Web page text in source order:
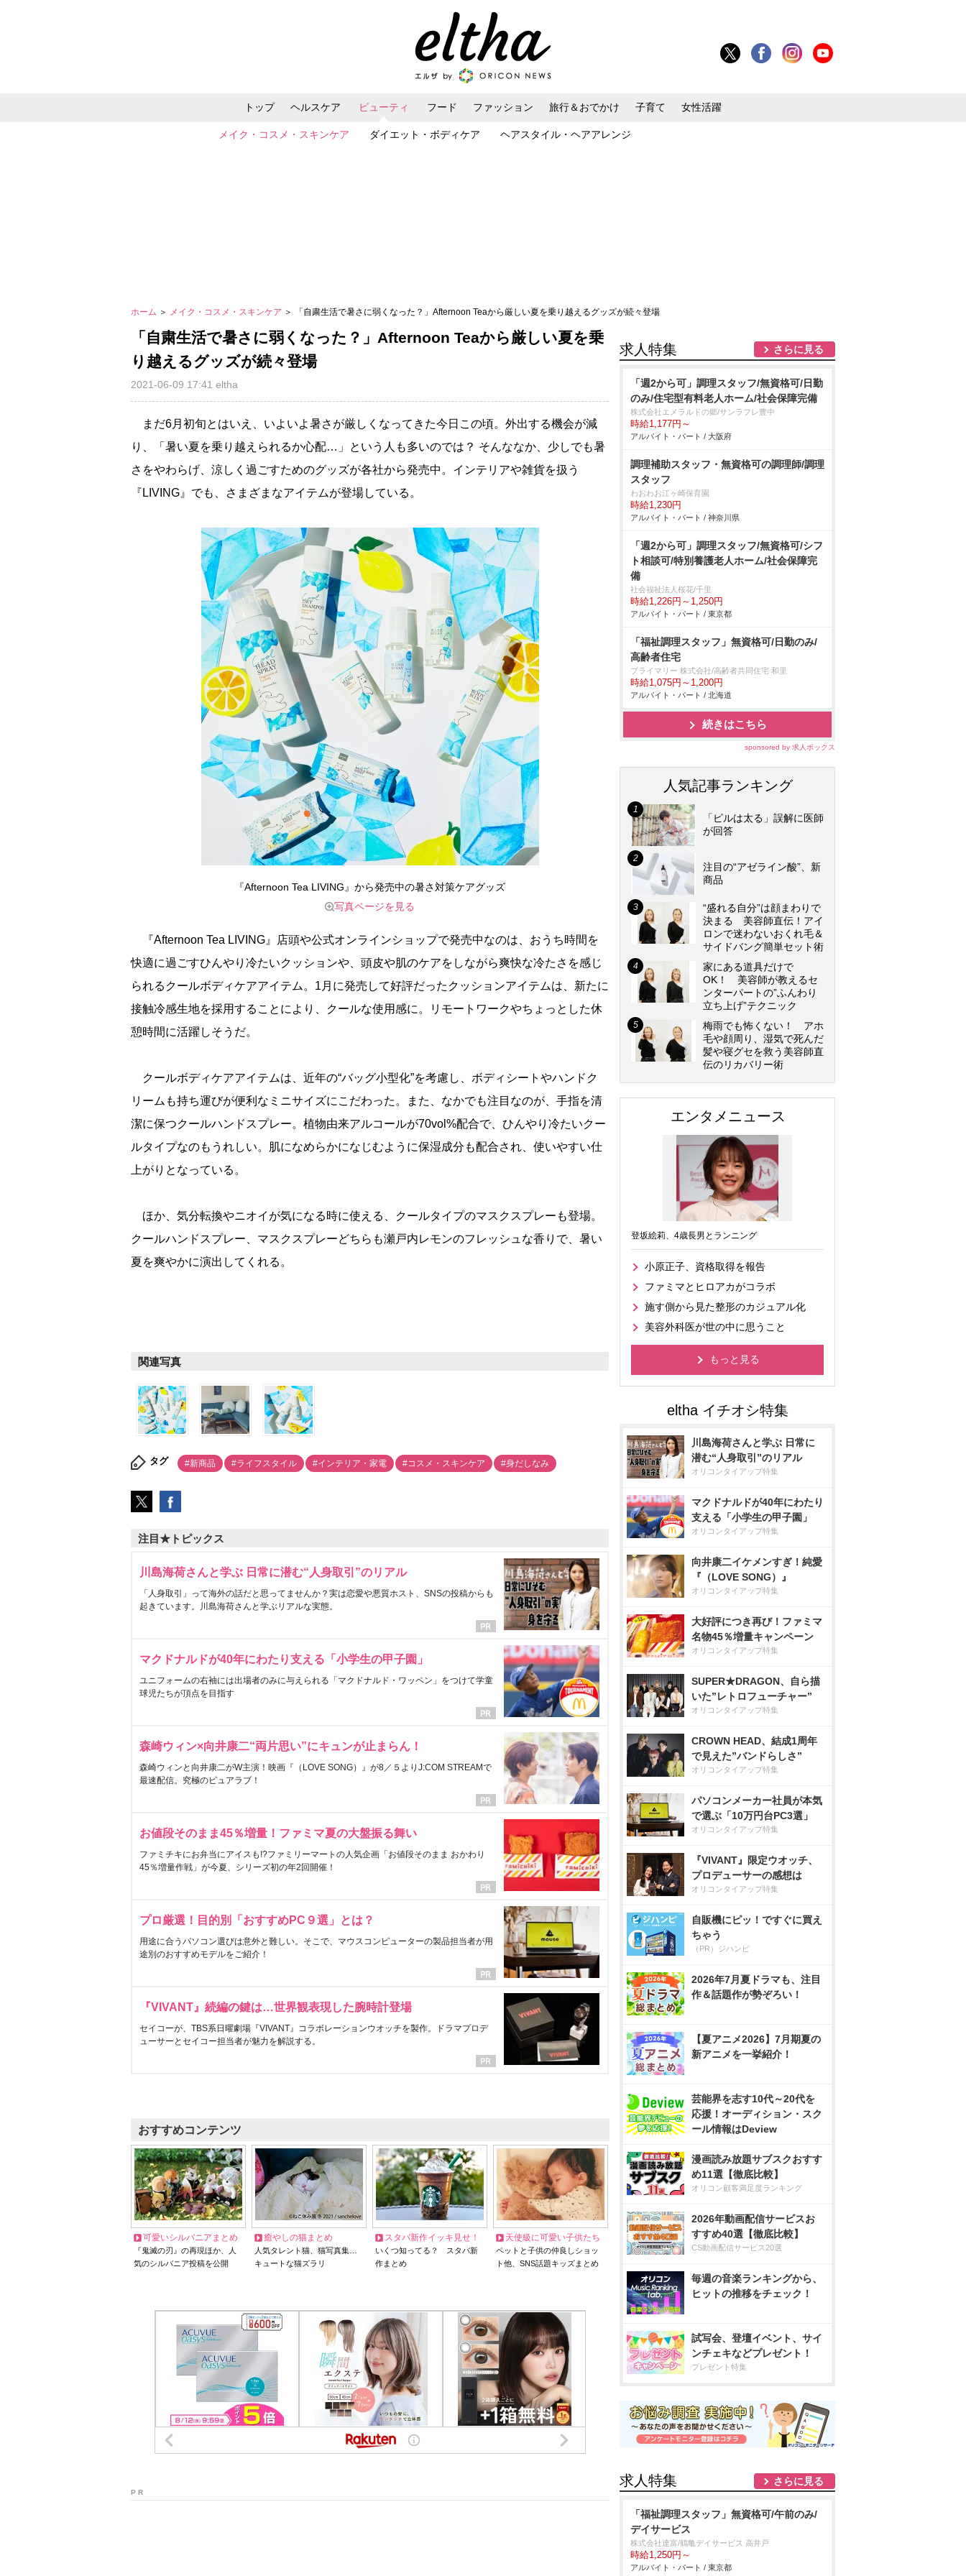
トップ ヘルスケア ビューティ
メイク・コスメ・スキンケア ダイエット・ボディケア ヘアスタイル・ヘアアレンジ
フード ファッション 旅行＆おでかけ 子育て 女性活躍
ホーム ＞ メイク・コスメ・スキンケア ＞ 「自粛生活で暑さに弱くなった？」Afternoon Teaから厳しい夏を乗り越えるグッズが続々登場
「自粛生活で暑さに弱くなった？」Afternoon Teaから厳しい夏を乗
り越えるグッズが続々登場
2021-06-09 17:41 eltha
まだ6月初旬とはいえ、いよいよ暑さが厳しくなってきた今日この頃。外出する機会が減
り、「暑い夏を乗り越えられるか心配…」という人も多いのでは？ そんななか、少しでも暑
さをやわらげ、涼しく過ごすためのグッズが各社から発売中。インテリアや雑貨を扱う
『LIVING』でも、さまざまなアイテムが登場している。
『Afternoon Tea LIVING』から発売中の暑さ対策ケアグッズ
写真ページを見る
『Afternoon Tea LIVING』店頭や公式オンラインショップで発売中なのは、おうち時間を
快適に過ごすひんやり冷たいクッションや、頭皮や肌のケアをしながら爽快な冷たさを感じ
られるクールボディケアアイテム。1月に発売して好評だったクッションアイテムは、新たに
接触冷感生地を採用することにより、クールな使用感に。リモートワークやちょっとした休
憩時間に活躍しそうだ。
クールボディケアアイテムは、近年の“バッグ小型化”を考慮し、ボディシートやハンドク
リームも持ち運びが便利なミニサイズにこだわった。また、なかでも注目なのが、手指を清
潔に保つクールハンドスプレー。植物由来アルコールが70vol%配合で、ひんやり冷たいクー
ルタイプなのもうれしい。肌になめらかになじむように保湿成分も配合され、使いやすい仕
上がりとなっている。
ほか、気分転換やニオイが気になる時に使える、クールタイプのマスクスプレーも登場。
クールハンドスプレー、マスクスプレーどちらも瀬戸内レモンのフレッシュな香りで、暑い
夏を爽やかに演出してくれる。
関連写真
タグ #新商品 #ライフスタイル #インテリア・家電 #コスメ・スキンケア #身だしなみ
注目★トピックス
川島海荷さんと学ぶ 日常に潜む“人身取引”のリアル
「人身取引」って海外の話だと思ってませんか？実は恋愛や悪質ホスト、SNSの投稿からも
起きています。川島海荷さんと学ぶリアルな実態。
マクドナルドが40年にわたり支える「小学生の甲子園」
ユニフォームの右袖には出場者のみに与えられる「マクドナルド・ワッペン」をつけて学童
球児たちが頂点を目指す
森崎ウィン×向井康二“両片思い”にキュンが止まらん！
森崎ウィンと向井康二がW主演！映画『（LOVE SONG）』が8／５よりJ:COM STREAMで
最速配信。究極のピュアラブ！
お値段そのまま45％増量！ファミマ夏の大盤振る舞い
ファミチキにお弁当にアイスも!?ファミリーマートの人気企画「お値段そのまま おかわり
45％増量作戦」が今夏、シリーズ初の年2回開催！
プロ厳選！目的別「おすすめPC９選」とは？
用途に合うパソコン選びは意外と難しい。そこで、マウスコンピューターの製品担当者が用
途別のおすすめモデルをご紹介！
『VIVANT』続編の鍵は…世界観表現した腕時計登場
セイコーが、TBS系日曜劇場『VIVANT』コラボレーションウオッチを製作。ドラマプロデ
ューサーとセイコー担当者が魅力を解説する。
おすすめコンテンツ
可愛いシルバニアまとめ
『鬼滅の刃』の再現ほか、人
気のシルバニア投稿を公開
癒やしの猫まとめ
人気タレント猫、猫写真集…
キュートな猫ズラリ
スタバ新作イッキ見せ！
いくつ知ってる？ スタバ新
作まとめ
天使級に可愛い子供たち
ペットと子供の仲良しショッ
ト他、SNS話題キッズまとめ
P R
求人特集 さらに見る
「週2から可」調理スタッフ/無資格可/日勤
のみ/住宅型有料老人ホーム/社会保障完備
株式会社エメラルドの郷/サンラフレ豊中
時給1,177円～
アルバイト・パート / 大阪府
調理補助スタッフ・無資格可の調理師/調理
スタッフ
わおわお江ヶ崎保育園
時給1,230円
アルバイト・パート / 神奈川県
「週2から可」調理スタッフ/無資格可/シフ
ト相談可/特別養護老人ホーム/社会保障完
備
社会福祉法人桜花/千里
時給1,226円～1,250円
アルバイト・パート / 東京都
「福祉調理スタッフ」無資格可/日勤のみ/
高齢者住宅
プライマリー 株式会社/高齢者共同住宅 和里
時給1,075円～1,200円
アルバイト・パート / 北海道
続きはこちら
sponsored by 求人ボックス
人気記事ランキング
「ピルは太る」誤解に医師
が回答
注目の“アゼライン酸”、新
商品
“盛れる自分”は顔まわりで
決まる 美容師直伝！アイ
ロンで迷わないおくれ毛＆
サイドバング簡単セット術
家にある道具だけで
OK！ 美容師が教えるセ
ンターパートの”ふんわり
立ち上げ”テクニック
梅雨でも怖くない！ アホ
毛や顔周り、湿気で死んだ
髪や寝グセを救う美容師直
伝のリカバリー術
エンタメニュース
登坂絵莉、4歳長男とランニング
小原正子、資格取得を報告
ファミマとヒロアカがコラボ
施す側から見た整形のカジュアル化
美容外科医が世の中に思うこと
もっと見る
川島海荷さんと学ぶ 日常に
潜む“人身取引”のリアル
オリコンタイアップ特集
マクドナルドが40年にわたり
支える「小学生の甲子園」
オリコンタイアップ特集
向井康二イケメンすぎ！純愛
『（LOVE SONG）』
オリコンタイアップ特集
大好評につき再び！ファミマ
名物45％増量キャンペーン
オリコンタイアップ特集
SUPER★DRAGON、自ら描
いた”レトロフューチャー”
オリコンタイアップ特集
CROWN HEAD、結成1周年
で見えた”バンドらしさ”
オリコンタイアップ特集
パソコンメーカー社員が本気
で選ぶ「10万円台PC3選」
オリコンタイアップ特集
『VIVANT』限定ウオッチ、
プロデューサーの感想は
オリコンタイアップ特集
自販機にピッ！ですぐに買え
ちゃう
（PR）ジハンピ
2026年7月夏ドラマも、注目
作＆話題作が勢ぞろい！
【夏アニメ2026】7月期夏の
新アニメを一挙紹介！
芸能界を志す10代～20代を
応援！オーディション・スク
ール情報はDeview
漫画読み放題サブスクおすす
め11選【徹底比較】
オリコン顧客満足度ランキング
2026年動画配信サービスお
すすめ40選【徹底比較】
CS動画配信サービス20選
毎週の音楽ランキングから、
ヒットの推移をチェック！
試写会、登壇イベント、サイ
ンチェキなどプレゼント！
プレゼント特集
求人特集 さらに見る
「福祉調理スタッフ」無資格可/午前のみ/
デイサービス
株式会社達富/鶴亀デイサービス 高井戸
時給1,250円～
アルバイト・パート / 東京都